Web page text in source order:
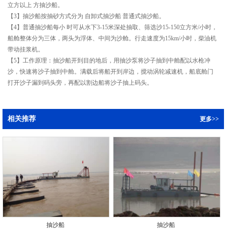
立方以上 方抽沙船。
【3】抽沙船按抽砂方式分为 自卸式抽沙船 普通式抽沙船。
【4】普通抽沙船每小 时可从水下3-15米深处抽取、筛选沙15-150立方米/小时，
船舱整体分为三体，两头为浮体、中间为沙舱。行走速度为15km/小时，柴油机
带动挂浆机。
【5】工作原理：抽沙船开到目的地后，用抽沙泵将沙子抽到中舱配以水枪冲
沙，快速将沙子抽到中舱。满载后将船开到岸边，搅动涡轮减速机，船底舱门
打开沙子漏到码头旁，再配以割边船将沙子抽上码头。
相关推荐 更多>>
抽沙船 抽沙船